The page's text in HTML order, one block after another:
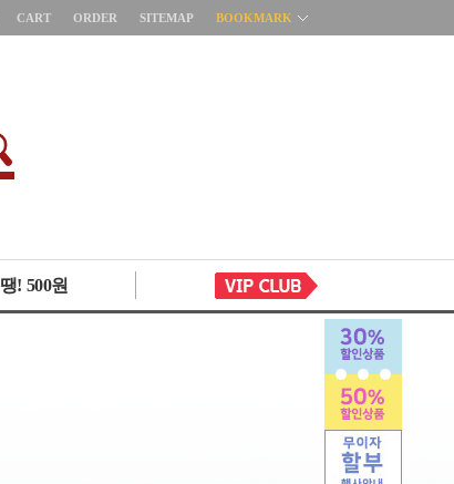
CART ORDER SITEMAP BOOKMARK
땡! 500원